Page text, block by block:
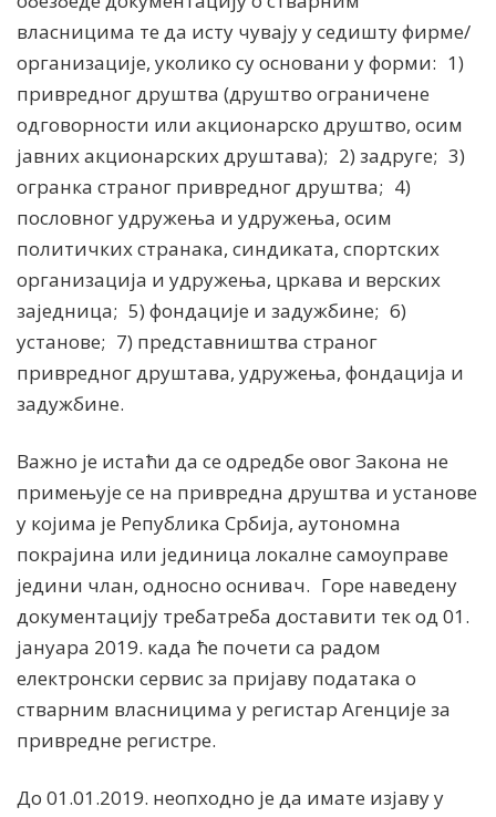
власницима те да исту чувају у седишту фирме/
организације, уколико су основани у форми: 1)
привредног друштва (друштво ограничене
одговорности или акционарско друштво, осим
јавних акционарских друштава); 2) задруге; 3)
огранка страног привредног друштва; 4)
пословног удружења и удружења, осим
политичких странака, синдиката, спортских
организација и удружења, цркава и верских
заједница; 5) фондације и задужбине; 6)
установе; 7) представништва страног
привредног друштава, удружења, фондација и
задужбине.
Важно је истаћи да се одредбе овог Закона не
примењује се на привредна друштва и установе
у којима је Република Србија, аутономна
покрајина или јединица локалне самоуправе
једини члан, односно оснивач. Горе наведену
документацију требатреба доставити тек од 01.
јануара 2019. када ће почети са радом
електронски сервис за пријаву података о
стварним власницима у регистар Агенције за
привредне регистре.
До 01.01.2019. неопходно је да имате изјаву у